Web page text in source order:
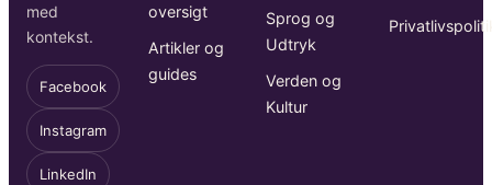
med
kontekst.
Facebook
Instagram
LinkedIn
oversigt
Artikler og
guides
Sprog og
Udtryk
Verden og
Kultur